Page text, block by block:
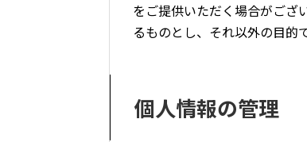
をご提供いただく場合がござ
るものとし、それ以外の目的
個人情報の管理